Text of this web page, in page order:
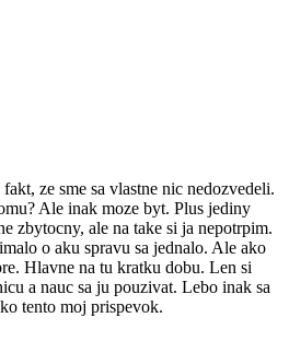
ze sme sa vlastne nic nedozvedeli.
Ale inak moze byt. Plus jediny
zbytocny, ale na take si ja nepotrpim.
o aku spravu sa jednalo. Ale ako
Hlavne na tu kratku dobu. Len si
a nauc sa ju pouzivat. Lebo inak sa
tento moj prispevok.